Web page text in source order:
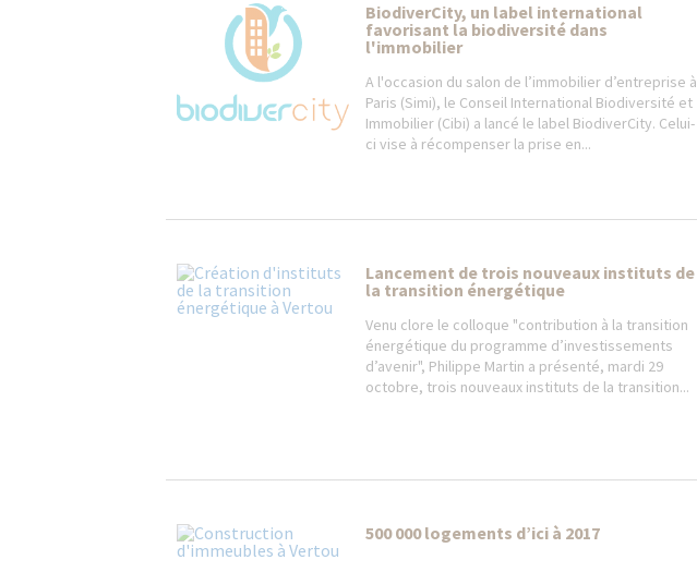
BiodiverCity, un label international
favorisant la biodiversité dans
l'immobilier
A l'occasion du salon de l’immobilier d’entreprise à
Paris (Simi), le Conseil International Biodiversité et
Immobilier (Cibi) a lancé le label BiodiverCity. Celui-
ci vise à récompenser la prise en...
Lancement de trois nouveaux instituts de
la transition énergétique
Venu clore le colloque "contribution à la transition
énergétique du programme d’investissements
d’avenir", Philippe Martin a présenté, mardi 29
octobre, trois nouveaux instituts de la transition...
500 000 logements d’ici à 2017